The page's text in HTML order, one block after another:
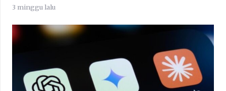
3 minggu lalu